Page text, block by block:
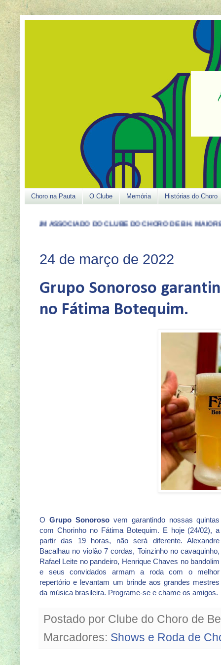
Choro na Pauta O Clube Memória Histórias do Choro
DO CLUBE DO CHORO DE BH. MAIORES
24 de março de 2022
Grupo Sonoroso
no Fátima Botequim.
O Grupo Sonorosovem garantindo nossas quintas
com Chorinho no Fátima Botequim. E hoje (24/02), a
partir das 19 horas, não será diferente. Alexandre
Bacalhau no violão 7 cordas, Toinzinho no cavaquinho,
Rafael Leite no pandeiro, Henrique Chaves no bandolim
e seus convidados armam a roda com o melhor
repertório e levantam um brinde aos grandes mestres
da música brasileira. Programe-se e chame os amigos.
Postado por Clube do Choro de
Marcadores: Shows e Roda de